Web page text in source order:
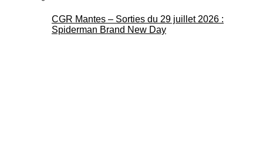
CGR Mantes – Sorties du 29 juillet 2026 :
Spiderman Brand New Day